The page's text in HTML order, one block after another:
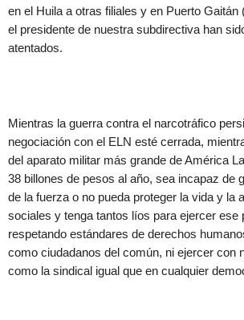
en el Huila a otras filiales y en Puerto
el presidente de nuestra subdirectiva han
atentados.
Mientras la guerra contra el narcotráfico
negociación con el ELN esté cerrada,
del aparato militar más grande de América
38 billones de pesos al año, sea incapaz de
de la fuerza o no pueda proteger la vida y la
sociales y tenga tantos líos para ejercer ese
respetando estándares de derechos
como ciudadanos del común, ni ejercer con
como la sindical igual que en cualquier